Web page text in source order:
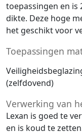
toepassingen en is
dikte. Deze hoge
het geschikt voor
Toepassingen
(zelfdovend)
Verwerking van
Lexan is goed te
en is koud te